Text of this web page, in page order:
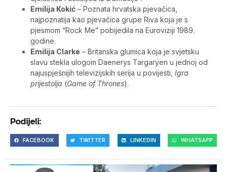
Emilija Kokić – Poznata hrvatska pjevačica,
najpoznatija kao pjevačica grupe Riva koja je s
pjesmom “Rock Me” pobijedila na Euroviziji 1989.
godine.
Emilija Clarke – Britanska glumica koja je svjetsku
slavu stekla ulogom Daenerys Targaryen u jednoj od
najuspješnijih televizijskih serija u povijesti, Igra
prijestolja (Game of Thrones).
Podijeli:
FACEBOOK TWITTER LINKEDIN WHATSAPP